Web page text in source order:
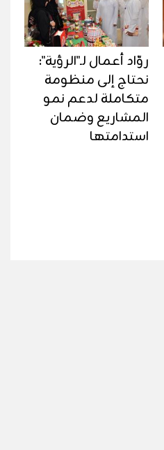
روّاد أعمال لـ"الرؤية":
نحتاج إلى منظومة
متكاملة لدعم نمو
المشاريع وضمان
استدامتها